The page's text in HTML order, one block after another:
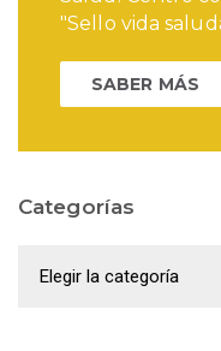
"Sello vida
SABER MÁS
Categorías